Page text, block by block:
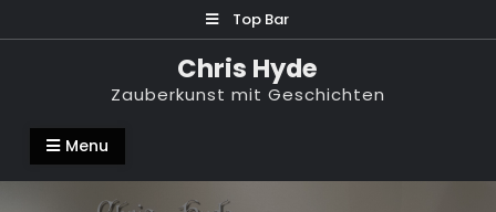
to
Top Bar
Chris Hyde
Zauberkunst mit Geschichten
Menu